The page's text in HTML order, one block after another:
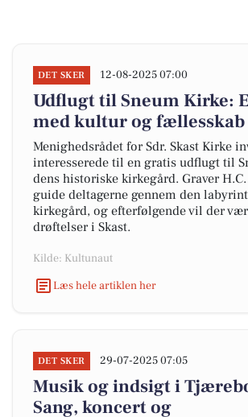
DET SKER 12-08-2025 07:00
Udflugt til Sneum Kirke:
med kultur og fællesskab
Menighedsrådet for Sdr. Skast Kirke
interesserede til en gratis udflugt til
dens historiske kirkegård. Graver
guide deltagerne gennem den
kirkegård, og efterfølgende vil der
drøftelser i Skast.
Kilde: Kultunaut
Læs hele artiklen her
DET SKER 29-07-2025 07:05
Musik og indsigt i
Sang, koncert og